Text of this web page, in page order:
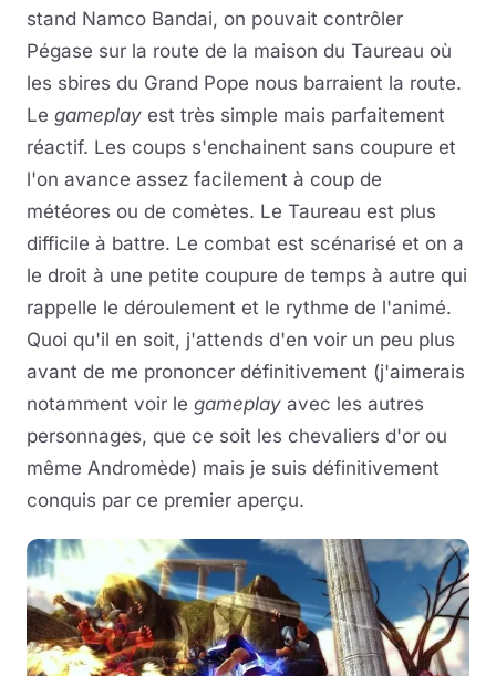
stand Namco Bandai, on pouvait contrôler
Pégase sur la route de la maison du Taureau où
les sbires du Grand Pope nous barraient la route.
Le gameplay est très simple mais parfaitement
réactif. Les coups s'enchainent sans coupure et
l'on avance assez facilement à coup de
météores ou de comètes. Le Taureau est plus
difficile à battre. Le combat est scénarisé et on a
le droit à une petite coupure de temps à autre qui
rappelle le déroulement et le rythme de l'animé.
Quoi qu'il en soit, j'attends d'en voir un peu plus
avant de me prononcer définitivement (j'aimerais
notamment voir le gameplay avec les autres
personnages, que ce soit les chevaliers d'or ou
même Andromède) mais je suis définitivement
conquis par ce premier aperçu.